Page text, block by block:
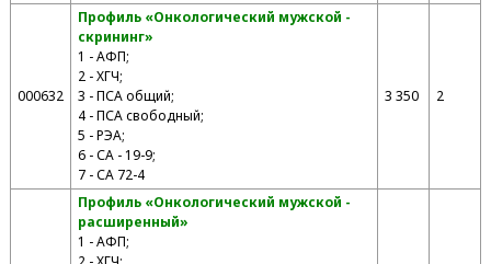
000632
Профиль «Онкологический мужской -
скрининг»
1 - АФП;
2 - ХГЧ;
3 - ПСА общий;
4 - ПСА свободный;
5 - РЭА;
6 - СА - 19-9;
7 - СА 72-4
3 350 2
Профиль «Онкологический мужской -
расширенный»
1 - АФП;